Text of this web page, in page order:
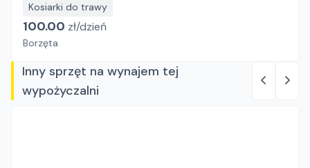
Kosiarki do trawy
100.00 zł/dzień
Borzęta
Inny sprzęt na wynajem tej
wypożyczalni